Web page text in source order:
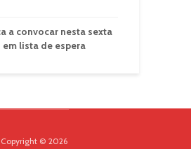
a convocar nesta sexta
lista de espera
Copyright © 2026